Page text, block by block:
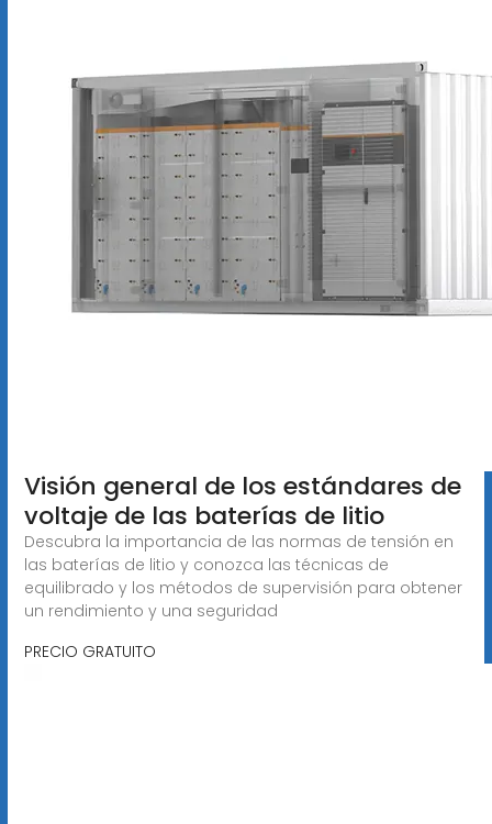
Visión general de los estándares de
voltaje de las baterías de litio
Descubra la importancia de las normas de tensión en
las baterías de litio y conozca las técnicas de
equilibrado y los métodos de supervisión para obtener
un rendimiento y una seguridad
PRECIO GRATUITO